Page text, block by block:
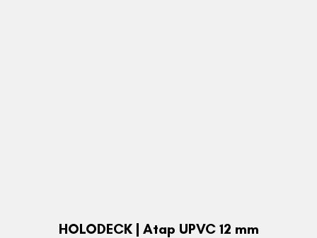
HOLODECK | Atap UPVC 12 mm